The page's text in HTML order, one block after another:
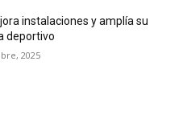
instalaciones y amplía su
deportivo
2025